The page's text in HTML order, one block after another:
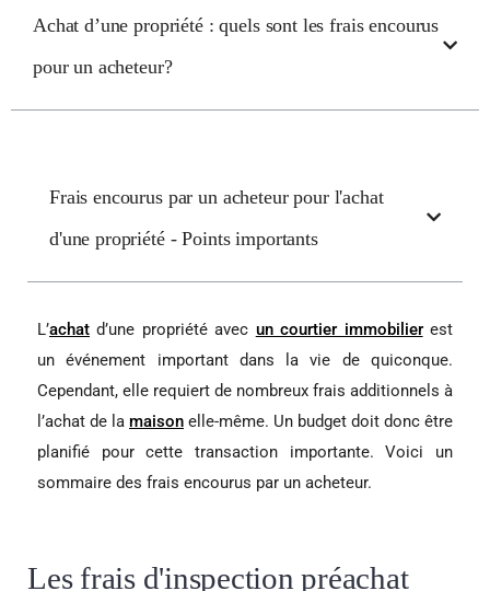
Achat d’une propriété : quels sont les frais encourus
pour un acheteur?
Frais encourus par un acheteur pour l'achat
d'une propriété - Points importants
L’achat d’une propriété avec un courtier immobilierest
un événement important dans la vie de quiconque.
Cependant, elle requiert de nombreux frais additionnels à
l’achat de la maison elle-même. Un budget doit donc être
planifié pour cette transaction importante. Voici un
sommaire des frais encourus par un acheteur.
Les frais d'inspection préachat